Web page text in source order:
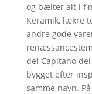
og bælter alt i
Keramik, lækre
andre gode
del Capitano
bygget efter
samme navn.